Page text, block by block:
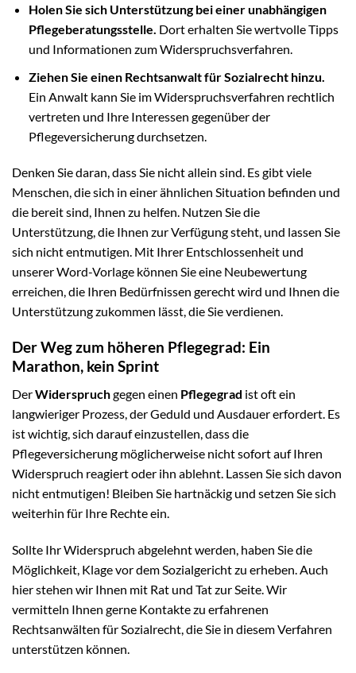
Holen Sie sich Unterstützung bei einer unabhängigen
Pflegeberatungsstelle. Dort erhalten Sie wertvolle Tipps
und Informationen zum Widerspruchsverfahren.
Ziehen Sie einen Rechtsanwalt für Sozialrecht hinzu.
Ein Anwalt kann Sie im Widerspruchsverfahren rechtlich
vertreten und Ihre Interessen gegenüber der
Pflegeversicherung durchsetzen.
Denken Sie daran, dass Sie nicht allein sind. Es gibt viele
Menschen, die sich in einer ähnlichen Situation befinden und
die bereit sind, Ihnen zu helfen. Nutzen Sie die
Unterstützung, die Ihnen zur Verfügung steht, und lassen Sie
sich nicht entmutigen. Mit Ihrer Entschlossenheit und
unserer Word-Vorlage können Sie eine Neubewertung
erreichen, die Ihren Bedürfnissen gerecht wird und Ihnen die
Unterstützung zukommen lässt, die Sie verdienen.
Der Weg zum höheren Pflegegrad: Ein
Marathon, kein Sprint
DerWiderspruchgegen einen Pflegegrad ist oft ein
langwieriger Prozess, der Geduld und Ausdauer erfordert. Es
ist wichtig, sich darauf einzustellen, dass die
Pflegeversicherung möglicherweise nicht sofort auf Ihren
Widerspruch reagiert oder ihn ablehnt. Lassen Sie sich davon
nicht entmutigen! Bleiben Sie hartnäckig und setzen Sie sich
weiterhin für Ihre Rechte ein.
Sollte Ihr Widerspruch abgelehnt werden, haben Sie die
Möglichkeit, Klage vor dem Sozialgericht zu erheben. Auch
hier stehen wir Ihnen mit Rat und Tat zur Seite. Wir
vermitteln Ihnen gerne Kontakte zu erfahrenen
Rechtsanwälten für Sozialrecht, die Sie in diesem Verfahren
unterstützen können.